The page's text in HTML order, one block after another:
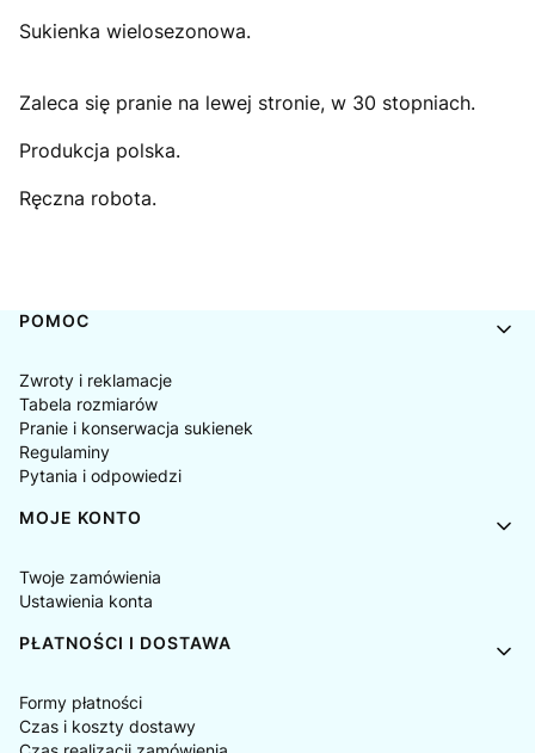
Sukienka wielosezonowa.
Zaleca się pranie na lewej stronie, w 30 stopniach.
Produkcja polska.
Ręczna robota.
Linki w stopce
POMOC
Zwroty i reklamacje
Tabela rozmiarów
Pranie i konserwacja sukienek
Regulaminy
Pytania i odpowiedzi
MOJE KONTO
Twoje zamówienia
Ustawienia konta
PŁATNOŚCI I DOSTAWA
Formy płatności
Czas i koszty dostawy